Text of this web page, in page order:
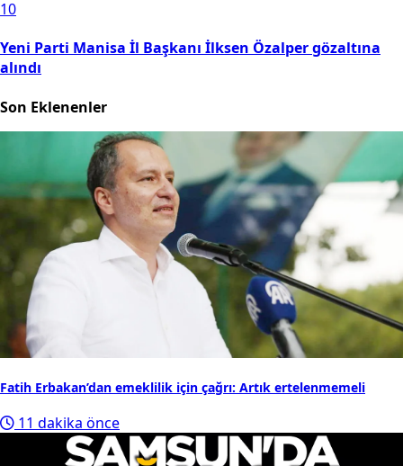
Günün Çok Okunanları
1
Türkiye’de örneği yaşanmıştı! Samsunspor'un yıldızı
Watt gözünü o karara çevirdi...